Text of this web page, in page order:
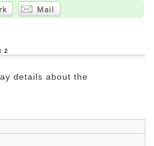
2
details about the